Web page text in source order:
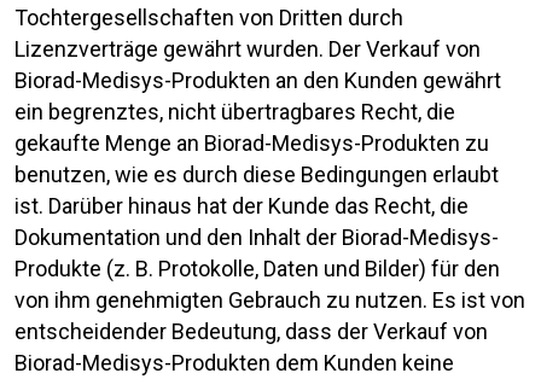
Tochtergesellschaften von Dritten durch
Lizenzverträge gewährt wurden. Der Verkauf von
Biorad-Medisys-Produkten an den Kunden gewährt
ein begrenztes, nicht übertragbares Recht, die
gekaufte Menge an Biorad-Medisys-Produkten zu
benutzen, wie es durch diese Bedingungen erlaubt
ist. Darüber hinaus hat der Kunde das Recht, die
Dokumentation und den Inhalt der Biorad-Medisys-
Produkte (z. B. Protokolle, Daten und Bilder) für den
von ihm genehmigten Gebrauch zu nutzen. Es ist von
entscheidender Bedeutung, dass der Verkauf von
Biorad-Medisys-Produkten dem Kunden keine